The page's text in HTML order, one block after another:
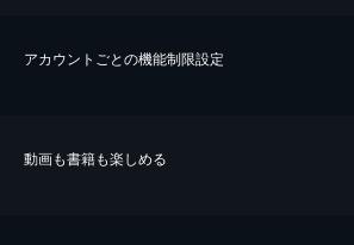
アカウントごとの機能制限設定
動画も書籍も楽しめる